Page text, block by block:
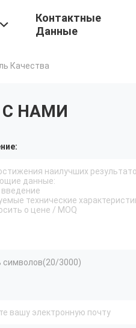
Контактные
Данные
Качества
НАМИ
символов(20/3000)